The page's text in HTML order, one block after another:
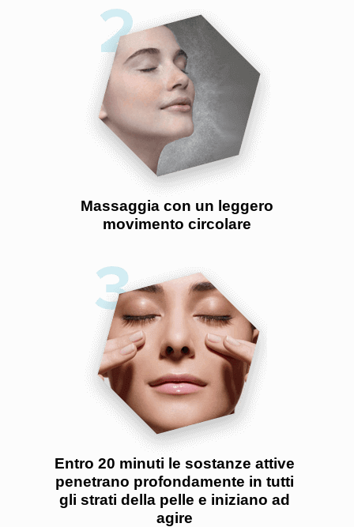
Massaggia con un leggero
movimento circolare
Entro 20 minuti le sostanze attive
penetrano profondamente in tutti
gli strati della pelle e iniziano ad
agire